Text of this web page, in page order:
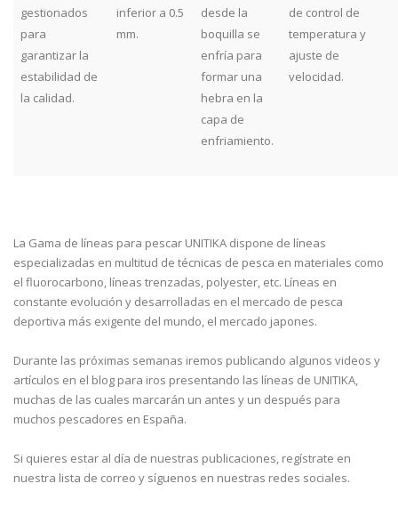
gestionados
para
garantizar la
estabilidad de
la calidad.
inferior a 0.5
mm.
desde la
boquilla se
enfría para
formar una
hebra en la
capa de
enfriamiento.
de control de
temperatura y
ajuste de
velocidad.
La Gama de líneas para pescar UNITIKA dispone de líneas
especializadas en multitud de técnicas de pesca en materiales como
el fluorocarbono, líneas trenzadas, polyester, etc. Líneas en
constante evolución y desarrolladas en el mercado de pesca
deportiva más exigente del mundo, el mercado japones.
Durante las próximas semanas iremos publicando algunos videos y
artículos en el blog para iros presentando las líneas de UNITIKA,
muchas de las cuales marcarán un antes y un después para
muchos pescadores en España.
Si quieres estar al día de nuestras publicaciones, regístrate en
nuestra lista de correo y síguenos en nuestras redes sociales.